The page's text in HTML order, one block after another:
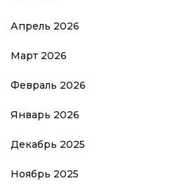
Апрель 2026
Март 2026
Февраль 2026
Январь 2026
Декабрь 2025
Ноябрь 2025